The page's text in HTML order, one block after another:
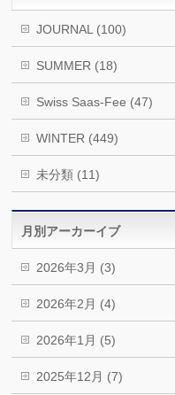
JOURNAL (100)
SUMMER (18)
Swiss Saas-Fee (47)
WINTER (449)
未分類 (11)
月別アーカーイブ
2026年3月 (3)
2026年2月 (4)
2026年1月 (5)
2025年12月 (7)